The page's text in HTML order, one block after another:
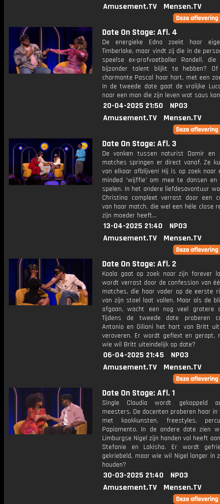
Amusement.TV
Mensen.TV
Date On Stage: Afl. 4
De energieke Edna zoekt haar
Timberlake, maar vindt zij die in de
speelse ex-profvoetballer Randell,
bijzonder talent blijkt te hebben?
charmante Pascal haar hart, met een
In de tweede date gaat de vrolijke
naar een man die zijn leven wat saus
20-04-2025 21:50
NPO3
Amusement.TV
Mensen.TV
Date On Stage: Afl. 3
De vonken tussen naturist Damir en
matches springen er direct vanaf. Ze
van elkaar afblijven! Hij is op zoek naar
minded 'wijffie' om mee te dansen
spelen. In het andere liefdesavontuur
Christina compleet verrast door een
van haar match, die wel een héle close
zijn moeder heeft...
13-04-2025 21:40
NPO3
Amusement.TV
Mensen.TV
Date On Stage: Afl. 2
Koala gaat op zoek naar zijn forever
wordt verrast door de confession van
matches, die haar vader op de eerste
van zijn stoel laat vallen. Maar als de
afgaan, wacht een nog veel grotere
Tijdens de tweede date proberen
Antonio en Giliani het hart van Britt
veroveren. Er wordt geflext en gerapt,
wie wil Britt uiteindelijk op date?
06-04-2025 21:45
NPO3
Amusement.TV
Mensen.TV
Date On Stage: Afl. 1
Single Claudia wordt gekoppeld
meesters. De docenten proberen haar in
met kookkunsten, freestyles,
Papiamento. In de andere date zien
Limburgse Nigel zijn handen vol heeft
Stefanie en Lakisha. Er wordt
gekriebeld, maar wie wil Nigel langer in
houden?
30-03-2025 21:40
NPO3
Amusement.TV
Mensen.TV